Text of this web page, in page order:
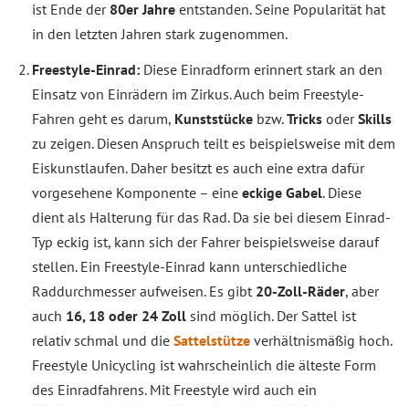
ist Ende der 80er Jahre entstanden. Seine Popularität hat
in den letzten Jahren stark zugenommen.
Freestyle-Einrad: Diese Einradform erinnert stark an den
Einsatz von Einrädern im Zirkus. Auch beim Freestyle-
Fahren geht es darum, Kunststücke bzw.Tricks oderSkills
zu zeigen. Diesen Anspruch teilt es beispielsweise mit dem
Eiskunstlaufen. Daher besitzt es auch eine extra dafür
vorgesehene Komponente – eine eckige Gabel. Diese
dient als Halterung für das Rad. Da sie bei diesem Einrad-
Typ eckig ist, kann sich der Fahrer beispielsweise darauf
stellen. Ein Freestyle-Einrad kann unterschiedliche
Raddurchmesser aufweisen. Es gibt 20-Zoll-Räder, aber
auch 16, 18 oder 24 Zoll sind möglich. Der Sattel ist
relativ schmal und die Sattelstütze verhältnismäßig hoch.
Freestyle Unicycling ist wahrscheinlich die älteste Form
des Einradfahrens. Mit Freestyle wird auch ein